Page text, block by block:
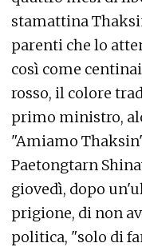
stamattina
parenti che lo
così come
rosso, il colore
primo ministro,
"Amiamo
Paetongtarn
giovedì, dopo
prigione, di non
politica, "solo di